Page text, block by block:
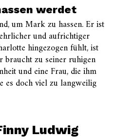
werdet
um Mark zu hassen. Er ist
und aufrichtiger
hingezogen fühlt, ist
braucht zu seiner ruhigen
und eine Frau, die ihm
es doch viel zu langweilig
Ludwig